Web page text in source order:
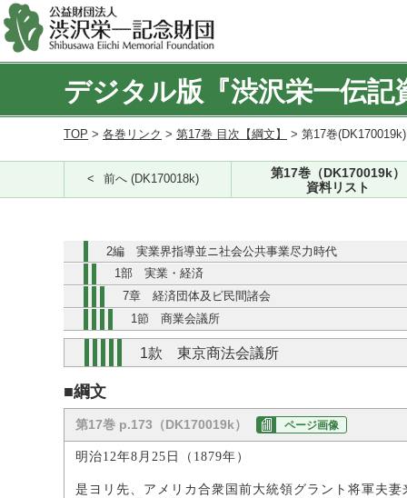
デジタル版『渋沢栄一伝記
TOP > 各巻リンク > 第17巻 目次【綱文】 > 第17巻
前へ (DK170018k)
第17巻（DK170019k）
資料リスト
2編 実業界指導並ニ社会公共事業尽力時代
1部 実業・経済
7章 経済団体及ビ民間諸会
1節 商業会議所
1款 東京商法会議所
■綱文
第17巻 p.173（DK170019k） ページ画像
明治12年8月25日（1879年）
是ヨリ先、アメリカ合衆国前大統領グラント将軍夫